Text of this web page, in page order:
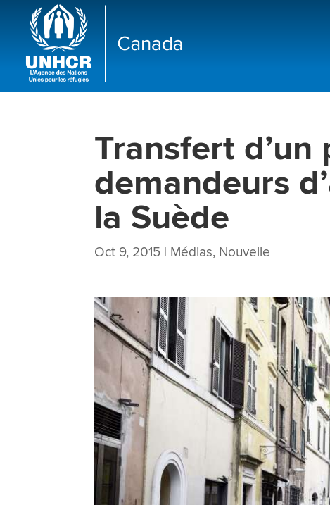
Transfert
demandeurs
la Suède
Oct 9, 2015 | Médias, Nouvelle